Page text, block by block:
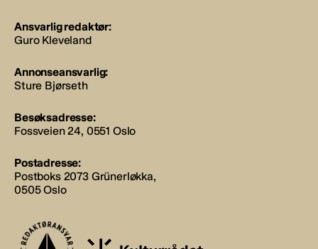
Ansvarlig redaktør:
Guro Kleveland
Annonseansvarlig:
Sture Bjørseth
Besøksadresse:
Fossveien 24, 0551 Oslo
Postadresse:
Postboks 2073 Grünerløkka,
0505 Oslo